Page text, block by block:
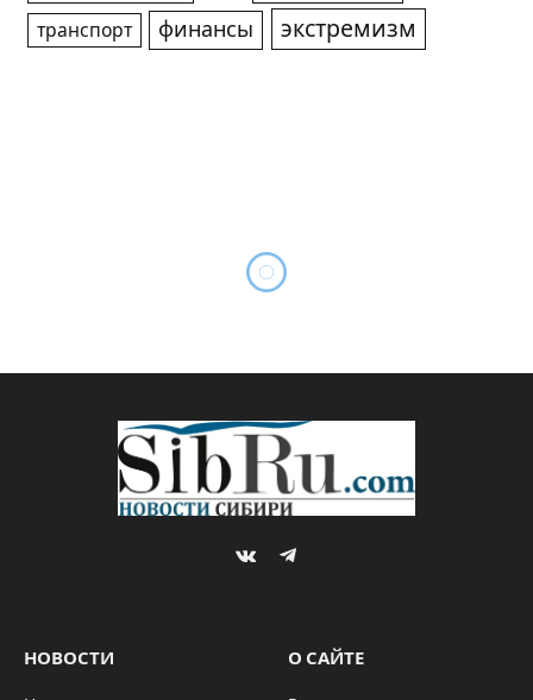
транспорт финансы экстремизм
VKontakteTelegram
НОВОСТИ О САЙТЕ